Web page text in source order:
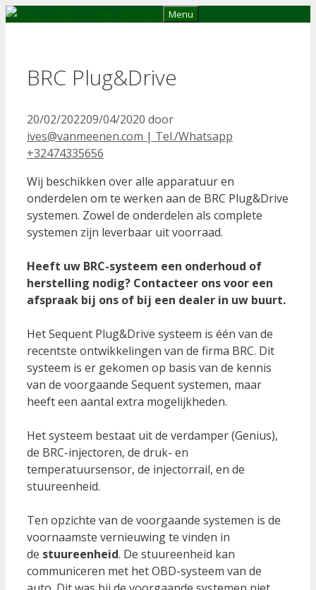
Ga
Menu
BRC Plug&Drive
20/02/202209/04/2020 door
ives@vanmeenen.com | Tel./Whatsapp
+32474335656
Wij beschikken over alle apparatuur en
onderdelen om te werken aan de BRC Plug&Drive
systemen. Zowel de onderdelen als complete
systemen zijn leverbaar uit voorraad.
Heeft uw BRC-systeem een onderhoud of
herstelling nodig? Contacteer ons voor een
afspraak bij ons of bij een dealer in uw buurt.
Het Sequent Plug&Drive systeem is één van de
recentste ontwikkelingen van de firma BRC. Dit
systeem is er gekomen op basis van de kennis
van de voorgaande Sequent systemen, maar
heeft een aantal extra mogelijkheden.
Het systeem bestaat uit de verdamper (Genius),
de BRC-injectoren, de druk- en
temperatuursensor, de injectorrail, en de
stuureenheid.
Ten opzichte van de voorgaande systemen is de
voornaamste vernieuwing te vinden in
de stuureenheid. De stuureenheid kan
communiceren met het OBD-systeem van de